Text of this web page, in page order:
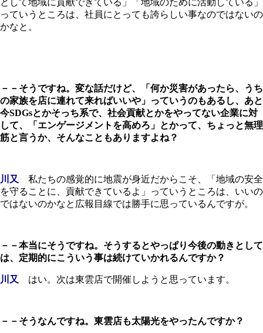
として地域に貢献できている」「地域のために活動している」
っていうところは、社員にとっても誇らしい事なのではないの
かなと。
－－そうですね。変な話だけど、「何か災害があったら、うち
の家族を店に連れて来ればいいや」っていうのもあるし、あと
今SDGsとかそっち系で、社会貢献とかをやってない企業に対
して、「エンゲージメントを高めろ」とかって、ちょっと無理
筋と言うか、そんなこともありますよね？
川又
私たちの感覚的に地震が身近だからこそ、「地域の安全
を守ることに、貢献できているよ」っていうところは、いいの
ではないのかなと広報目線では勝手に思っているんですが。
－－本当にそうですね。そうするとやっぱり今後の動きとして
は、定期的にこういう事は続けていかれるんですか？
川又 はい。次は東雲店で開催しようと思っています。
－－そうなんですね。東雲店も太陽光をやったんですか？